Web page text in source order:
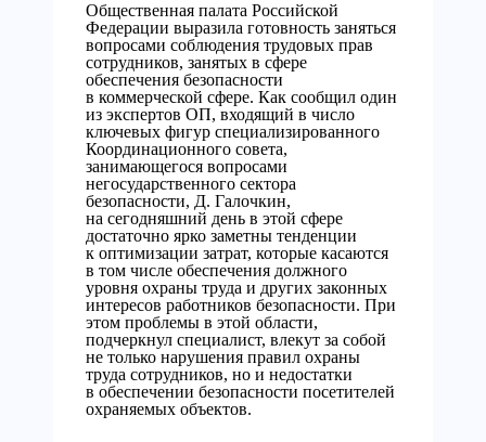
Общественная палата Российской
Федерации выразила готовность заняться
вопросами соблюдения трудовых прав
сотрудников, занятых в сфере
обеспечения безопасности
в коммерческой сфере. Как сообщил один
из экспертов ОП, входящий в число
ключевых фигур специализированного
Координационного совета,
занимающегося вопросами
негосударственного сектора
безопасности, Д. Галочкин,
на сегодняшний день в этой сфере
достаточно ярко заметны тенденции
к оптимизации затрат, которые касаются
в том числе обеспечения должного
уровня охраны труда и других законных
интересов работников безопасности. При
этом проблемы в этой области,
подчеркнул специалист, влекут за собой
не только нарушения правил охраны
труда сотрудников, но и недостатки
в обеспечении безопасности посетителей
охраняемых объектов.